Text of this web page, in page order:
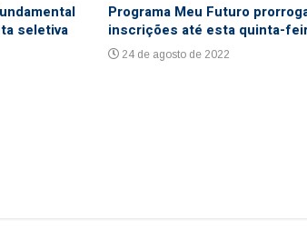
seletiva
Programa Meu Futuro
inscrições até esta quinta-
24 de agosto de 2022